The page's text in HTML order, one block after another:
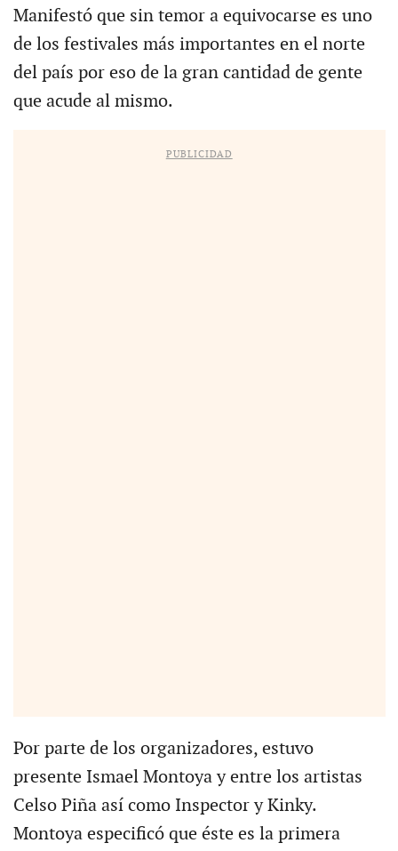
Manifestó que sin temor a equivocarse es uno
de los festivales más importantes en el norte
del país por eso de la gran cantidad de gente
que acude al mismo.
PUBLICIDAD
Por parte de los organizadores, estuvo
presente Ismael Montoya y entre los artistas
Celso Piña así como Inspector y Kinky.
Montoya especificó que éste es la primera